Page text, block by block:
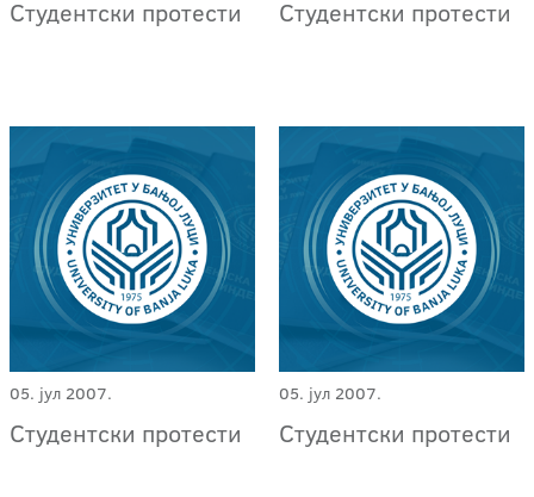
Студентски протести Студентски протести
05. јул 2007.
Студентски протести
05. јул 2007.
Студентски протести